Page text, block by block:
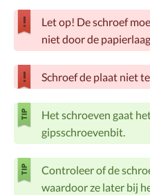
Let op! De schroef
niet door de
Schroef de plaat niet
Het schroeven gaat
gipsschroevenbit.
Controleer of de
waardoor ze later bij